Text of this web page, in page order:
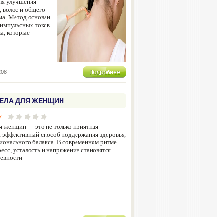
улучшения
волос и общего
Метод основан
токов
которые
ДЛЯ ЖЕНЩИН
женщин — это не только приятная
эффективный способ поддержания здоровья,
баланса. В современном ритме
усталость и напряжение становятся